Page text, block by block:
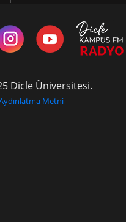
Dicle Üniversitesi.
Metni